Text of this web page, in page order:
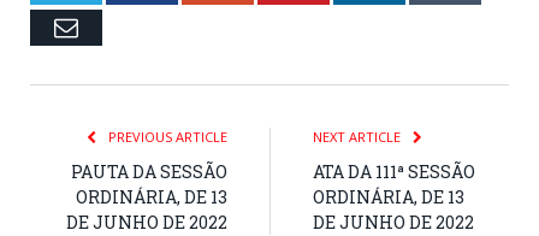
Email
PREVIOUS ARTICLE
PAUTA DA SESSÃO
ORDINÁRIA, DE 13
DE JUNHO DE 2022
NEXT ARTICLE
ATA DA 111ª SESSÃO
ORDINÁRIA, DE 13
DE JUNHO DE 2022